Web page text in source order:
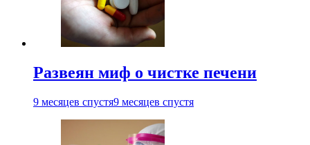
Развеян миф о чистке печени
9 месяцев спустя9 месяцев спустя